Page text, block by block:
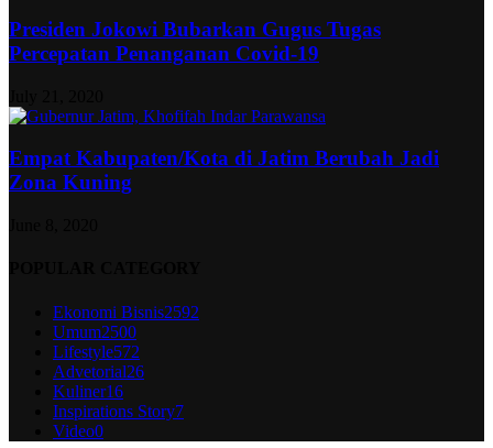
Presiden Jokowi Bubarkan Gugus Tugas
Percepatan Penanganan Covid-19
Empat Kabupaten/Kota di Jatim Berubah Jadi
Zona Kuning
Ekonomi Bisnis2592
Umum2500
Lifestyle572
Advetorial26
Kuliner16
Inspirations Story7
Video0